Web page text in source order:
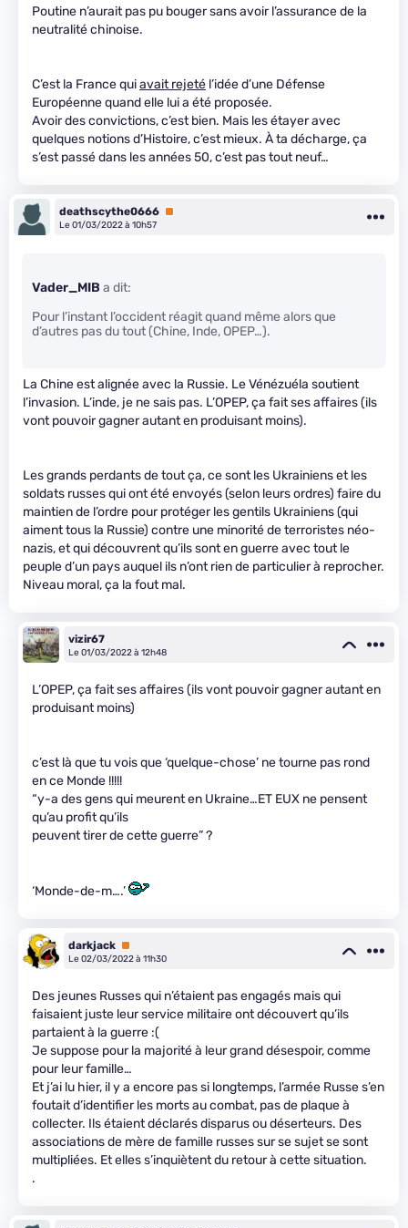
Poutine n’aurait pas pu bouger sans avoir l’assurance de la
neutralité chinoise.
C’est la France quiavait rejeté l’idée d’une Défense
Européenne quand elle lui a été proposée.
Avoir des convictions, c’est bien. Mais les étayer avec
quelques notions d’Histoire, c’est mieux. À ta décharge, ça
s’est passé dans les années 50, c’est pas tout neuf…
deathscythe0666 Premium
Le 01/03/2022 à 10h57
Vader_MIB a dit:
Pour l’instant l’occident réagit quand même alors que
d’autres pas du tout (Chine, Inde, OPEP…).
La Chine est alignée avec la Russie. Le Vénézuéla soutient
l’invasion. L’inde, je ne sais pas. L’OPEP, ça fait ses affaires (ils
vont pouvoir gagner autant en produisant moins).
Les grands perdants de tout ça, ce sont les Ukrainiens et les
soldats russes qui ont été envoyés (selon leurs ordres) faire du
maintien de l’ordre pour protéger les gentils Ukrainiens (qui
aiment tous la Russie) contre une minorité de terroristes néo-
nazis, et qui découvrent qu’ils sont en guerre avec tout le
peuple d’un pays auquel ils n’ont rien de particulier à reprocher.
Niveau moral, ça la fout mal.
vizir67
Le 01/03/2022 à 12h48
L’OPEP, ça fait ses affaires (ils vont pouvoir gagner autant en
produisant moins)
c’est là que tu vois que ‘quelque-chose’ ne tourne pas rond
en ce Monde !!!!!
“y-a des gens qui meurent en Ukraine…ET EUX ne pensent
qu’au profit qu’ils
peuvent tirer de cette guerre” ?
‘Monde-de-m….’
darkjack Premium
Le 02/03/2022 à 11h30
Des jeunes Russes qui n’étaient pas engagés mais qui
faisaient juste leur service militaire ont découvert qu’ils
partaient à la guerre :(
Je suppose pour la majorité à leur grand désespoir, comme
pour leur famille…
Et j’ai lu hier, il y a encore pas si longtemps, l’armée Russe s’en
foutait d’identifier les morts au combat, pas de plaque à
collecter. Ils étaient déclarés disparus ou déserteurs. Des
associations de mère de famille russes sur se sujet se sont
multipliées. Et elles s’inquiètent du retour à cette situation.
.